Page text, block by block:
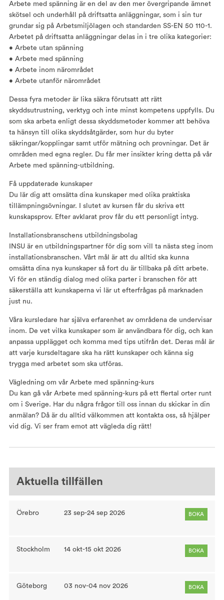
Arbete med spänning är en del av den mer övergripande ämnet
skötsel och underhåll på driftsatta anläggningar, som i sin tur
grundar sig på Arbetsmiljölagen och standarden SS-EN 50 110-1.
Arbetet på driftsatta anläggningar delas in i tre olika kategorier:
• Arbete utan spänning
• Arbete med spänning
• Arbete inom närområdet
• Arbete utanför närområdet
Dessa fyra metoder är lika säkra förutsatt att rätt
skyddsutrustning, verktyg och inte minst kompetens uppfylls. Du
som ska arbeta enligt dessa skyddsmetoder kommer att behöva
ta hänsyn till olika skyddsåtgärder, som hur du byter
säkringar/kopplingar samt utför mätning och provningar. Det är
områden med egna regler. Du får mer insikter kring detta på vår
Arbete med spänning-utbildning.
Få uppdaterade kunskaper
Du lär dig att omsätta dina kunskaper med olika praktiska
tillämpningsövningar. I slutet av kursen får du skriva ett
kunskapsprov. Efter avklarat prov får du ett personligt intyg.
Installationsbranschens utbildningsbolag
INSU är en utbildningspartner för dig som vill ta nästa steg inom
installationsbranschen. Vårt mål är att du alltid ska kunna
omsätta dina nya kunskaper så fort du är tillbaka på ditt arbete.
Vi för en ständig dialog med olika parter i branschen för att
säkerställa att kunskaperna vi lär ut efterfrågas på marknaden
just nu.
Våra kursledare har själva erfarenhet av områdena de undervisar
inom. De vet vilka kunskaper som är användbara för dig, och kan
anpassa upplägget och komma med tips utifrån det. Deras mål är
att varje kursdeltagare ska ha rätt kunskaper och känna sig
trygga med arbetet som ska utföras.
Vägledning om vår Arbete med spänning-kurs
Du kan gå vår Arbete med spänning-kurs på ett flertal orter runt
om i Sverige. Har du några frågor till oss innan du skickar in din
anmälan? Då är du alltid välkommen att kontakta oss, så hjälper
vid dig. Vi ser fram emot att vägleda dig rätt!
Aktuella tillfällen
BOKA
Örebro 23 sep-24 sep 2026
BOKA
Stockholm 14 okt-15 okt 2026
BOKA
Göteborg 03 nov-04 nov 2026